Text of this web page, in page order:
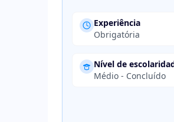
Experiência
Obrigatória
Nível de
Médio - Concluído